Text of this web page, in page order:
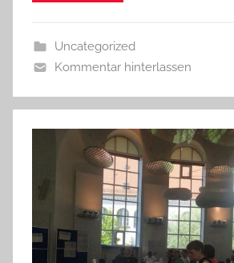
Uncategorized
Kommentar hinterlassen